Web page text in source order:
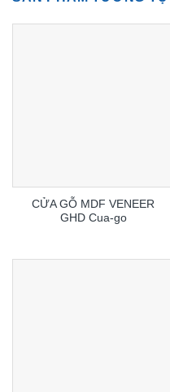
CỬA GỖ MDF VENEER
GHD Cua-go